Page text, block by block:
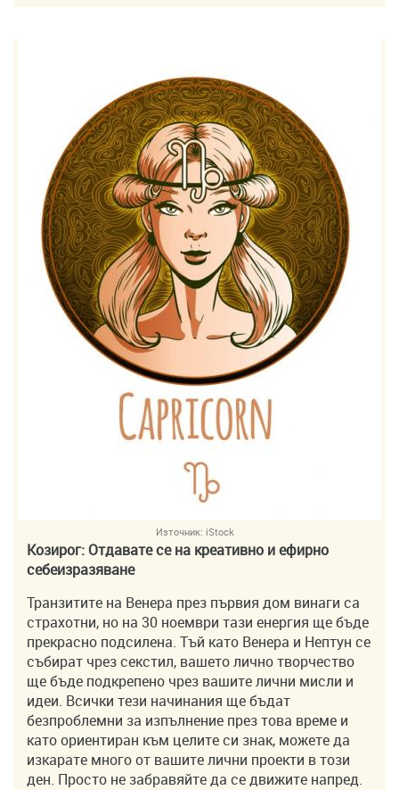
Източник: iStock
Козирог: Отдавате се на креативно и ефирно
себеизразяване
Транзитите на Венера през първия дом винаги са
страхотни, но на 30 ноември тази енергия ще бъде
прекрасно подсилена. Тъй като Венера и Нептун се
събират чрез секстил, вашето лично творчество
ще бъде подкрепено чрез вашите лични мисли и
идеи. Всички тези начинания ще бъдат
безпроблемни за изпълнение през това време и
като ориентиран към целите си знак, можете да
изкарате много от вашите лични проекти в този
ден. Просто не забравяйте да се движите напред.